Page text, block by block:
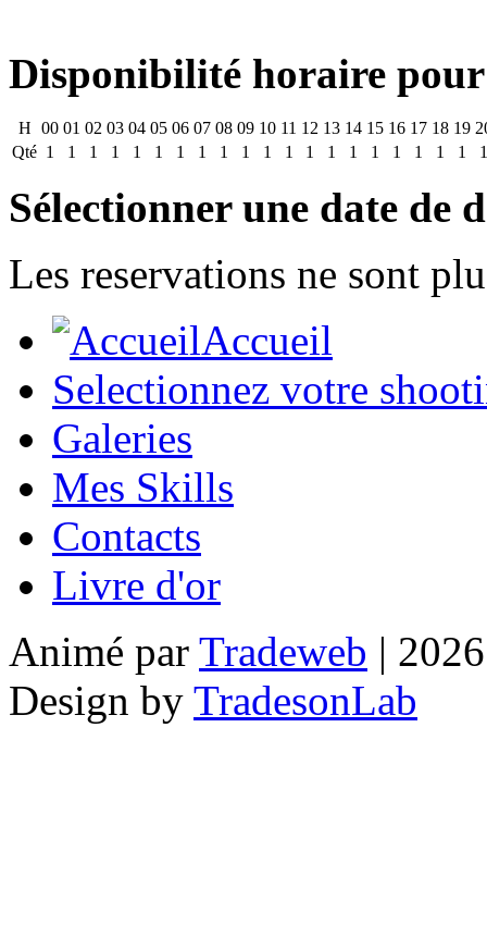
Disponibilité horaire
H 00 01 02 03 04 05 06 07 08 09 10 11 12 13 14 15 16 17 18 19
Qté 1 1 1 1 1 1 1 1 1 1 1 1 1 1 1 1 1 1 1 1 1
Sélectionner une date de
Les reservations ne sont
Accueil
Selectionnez votre
Galeries
Mes Skills
Contacts
Livre d'or
Animé par Tradeweb |
Design by TradesonLab